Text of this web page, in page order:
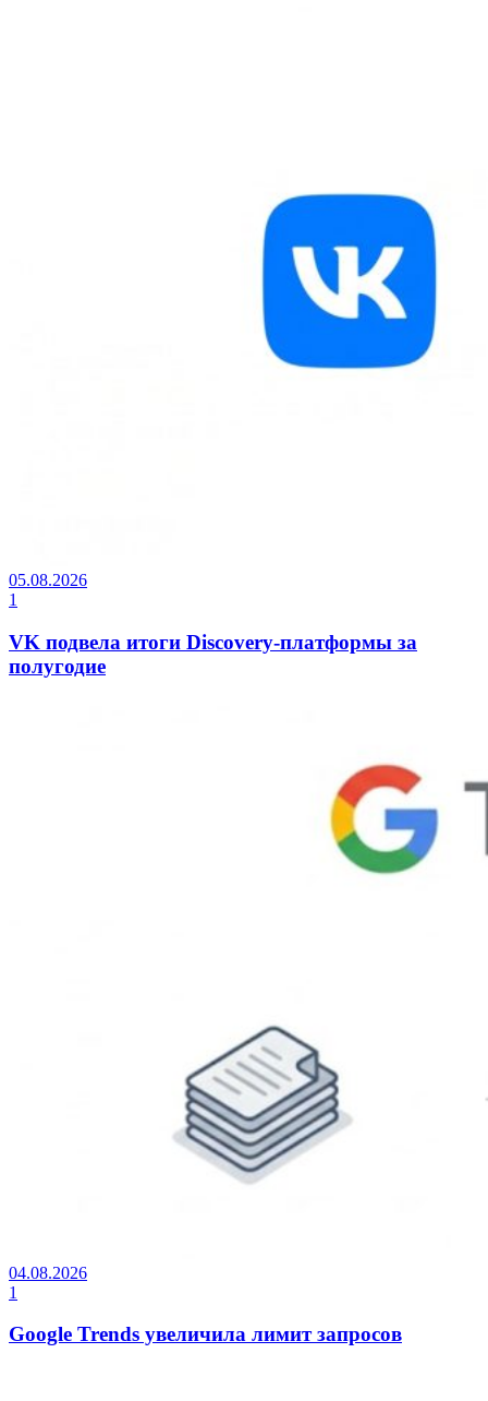
05.08.2026
1
VK подвела итоги Discovery-платформы за
полугодие
04.08.2026
1
Google Trends увеличила лимит запросов